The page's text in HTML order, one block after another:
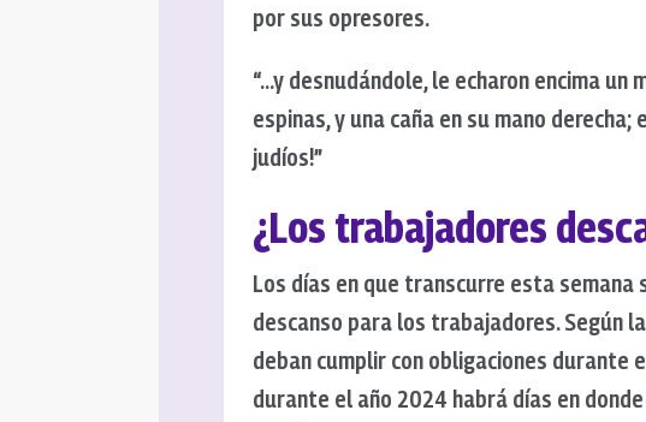
por sus opresores.
“…y desnudándole, le echaron encima
espinas, y una caña en su mano
judíos!”
¿Los trabajadores
Los días en que transcurre esta
descanso para los trabajadores. Según
deban cumplir con obligaciones durante
durante el año 2024 habrá días en